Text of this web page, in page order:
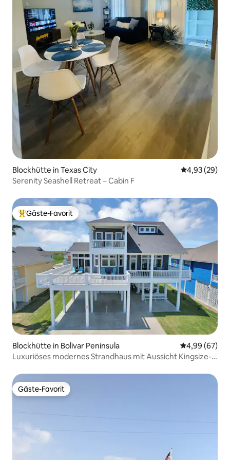
Blockhütte in Texas City
4,93 (29)
Serenity Seashell Retreat – Cabin F
Beliebter Gäste-Favorit.
Gäste-Favorit
Blockhütte in Bolivar Peninsula
4,99 (67)
Luxuriöses modernes Strandhaus mit Aussicht Kingsize-
Gäste-Favorit
Gäste-Favorit